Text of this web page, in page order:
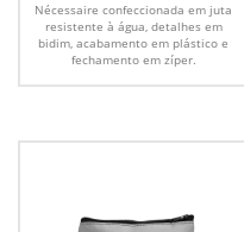
Nécessaire confeccionada em juta
resistente à água, detalhes em
bidim, acabamento em plástico e
fechamento em zíper.